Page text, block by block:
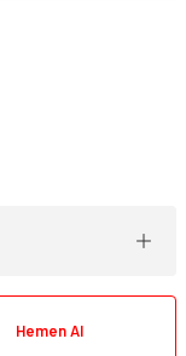
Hemen Al